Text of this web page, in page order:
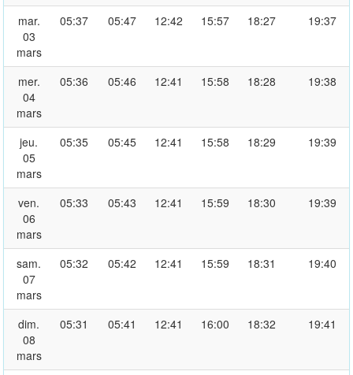
mar.
03
mars
05:37 05:47 12:42 15:57 18:27 19:37
mer.
04
mars
05:36 05:46 12:41 15:58 18:28 19:38
jeu.
05
mars
05:35 05:45 12:41 15:58 18:29 19:39
ven.
06
mars
05:33 05:43 12:41 15:59 18:30 19:39
sam.
07
mars
05:32 05:42 12:41 15:59 18:31 19:40
dim.
08
mars
05:31 05:41 12:41 16:00 18:32 19:41